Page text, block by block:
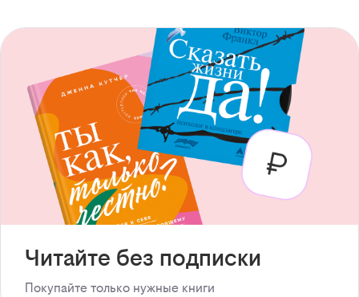
Читайте без подписки
Покупайте только нужные книги